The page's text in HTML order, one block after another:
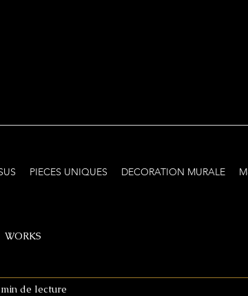
PIECES UNIQUES DECORATION MURALE
WORKS
de lecture